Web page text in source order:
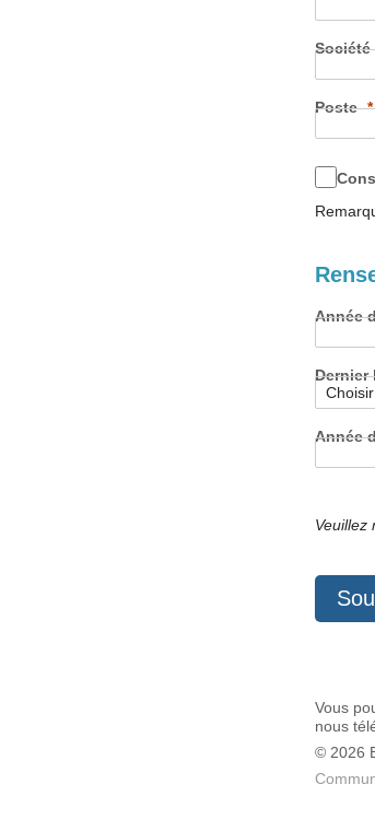
Société
Poste
Année
Dernier
Année
Veuillez
Vous
nous
© 2026